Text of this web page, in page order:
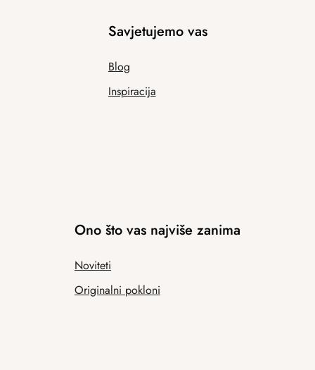
Savjetujemo vas
Blog
Inspiracija
Ono što vas najviše zanima
Noviteti
Originalni pokloni